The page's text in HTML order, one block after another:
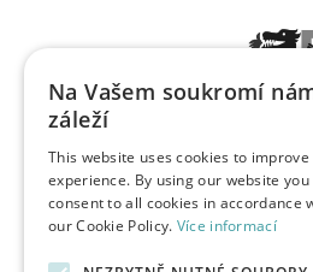
Na Vašem soukromí
záleží
This website uses cookies to
experience. By using our website you
consent to all cookies in accordance
our Cookie Policy. Více informací